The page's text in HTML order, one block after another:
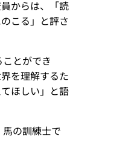
からは、「読
こる」と評さ
とができ
を理解するた
ほしい」と語
の訓練士で